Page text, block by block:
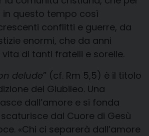
in questo tempo così
conflitti e guerre, da
enormi, che da anni
di tanti fratelli e sorelle.
delude” (cf. Rm 5,5) è il titolo
del Giubileo. Una
dall’amore e si fonda
scaturisce dal Cuore di Gesù
«Chi ci separerà dall’amore